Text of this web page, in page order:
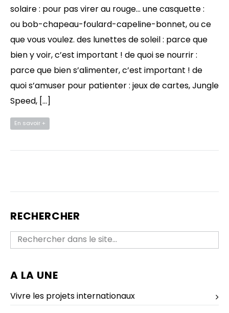
solaire : pour pas virer au rouge… une casquette :
ou bob-chapeau-foulard-capeline-bonnet, ou ce
que vous voulez. des lunettes de soleil : parce que
bien y voir, c’est important ! de quoi se nourrir :
parce que bien s’alimenter, c’est important ! de
quoi s’amuser pour patienter : jeux de cartes, Jungle
Speed, […]
En savoir +
RECHERCHER
A LA UNE
Vivre les projets internationaux